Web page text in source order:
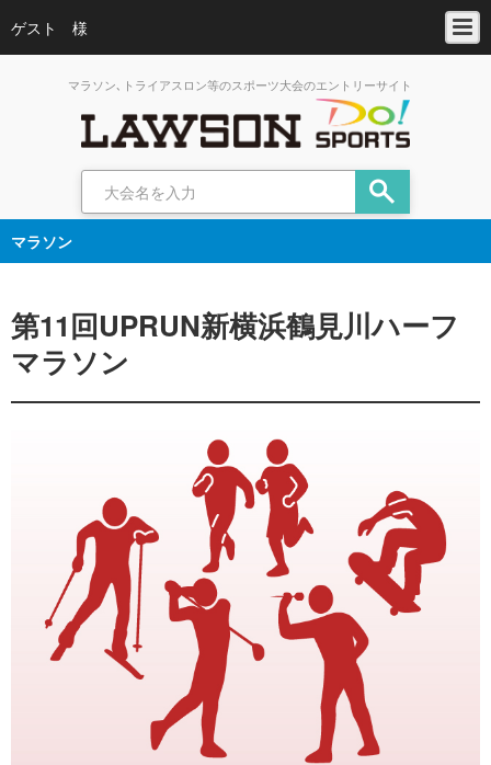
ゲスト 様
マラソン､トライアスロン等のスポーツ大会のエントリーサイト
マラソン
第11回UPRUN新横浜鶴見川ハーフ
マラソン